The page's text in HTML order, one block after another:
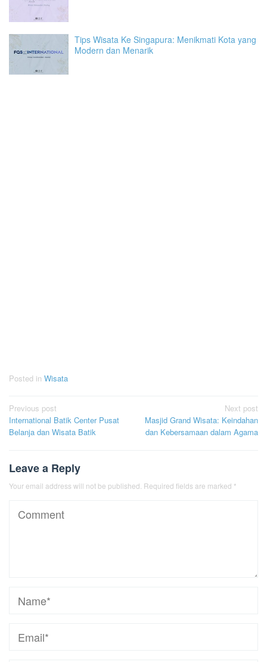
Tips Wisata Ke Singapura: Menikmati Kota yang
Modern dan Menarik
Posted in Wisata
Post
navigation
Previous post
International Batik Center Pusat
Belanja dan Wisata Batik
Next post
Masjid Grand Wisata: Keindahan
dan Kebersamaan dalam Agama
Leave a Reply
Your email address will not be published. Required fields are marked *